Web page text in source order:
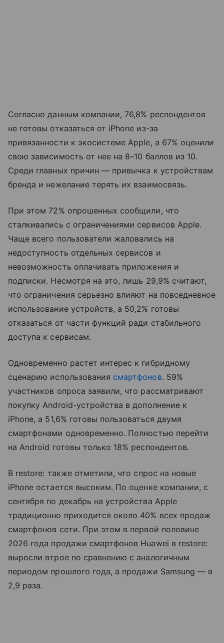
Согласно данным компании, 76,8% респондентов
не готовы отказаться от iPhone из-за
привязанности к экосистеме Apple, а 67% оценили
свою зависимость от нее на 8–10 баллов из 10.
Среди главных причин — привычка к устройствам
бренда и нежелание терять их взаимосвязь.
При этом 72% опрошенных сообщили, что
сталкивались с ограничениями сервисов Apple.
Чаще всего пользователи жаловались на
недоступность отдельных сервисов и
невозможность оплачивать приложения и
подписки. Несмотря на это, лишь 29,9% считают,
что ограничения серьезно влияют на повседневное
использование устройств, а 50,2% готовы
отказаться от части функций ради стабильного
доступа к сервисам.
Одновременно растет интерес к гибридному
сценарию использования смартфонов. 59%
участников опроса заявили, что рассматривают
покупку Android-устройства в дополнение к
iPhone, а 51,6% готовы пользоваться двумя
смартфонами одновременно. Полностью перейти
на Android готовы только 18% респондентов.
В restore: также отметили, что спрос на новые
iPhone остается высоким. По оценке компании, с
сентября по декабрь на устройства Apple
традиционно приходится около 40% всех продаж
смартфонов сети. При этом в первой половине
2026 года продажи смартфонов Huawei в restore:
выросли втрое по сравнению с аналогичным
периодом прошлого года, а продажи Samsung — в
2,9 раза.